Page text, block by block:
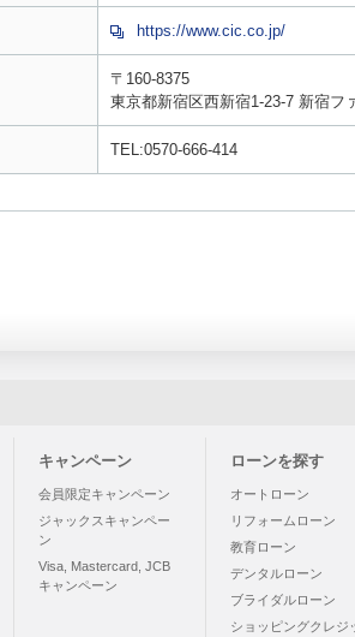
https://www.cic.co.jp/
〒160-8375
東京都新宿区西新宿1-23-7 新宿フ
TEL:0570-666-414
キャンペーン
会員限定キャンペーン
ジャックスキャンペー
ン
Visa, Mastercard, JCB
キャンペーン
ローンを探す
オートローン
リフォームローン
教育ローン
デンタルローン
ブライダルローン
ショッピングクレジ